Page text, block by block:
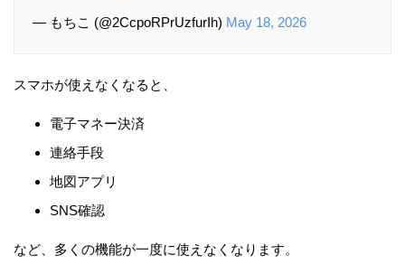
— もちこ (@2CcpoRPrUzfurIh) May 18, 2026
スマホが使えなくなると、
電子マネー決済
連絡手段
地図アプリ
SNS確認
など、多くの機能が一度に使えなくなります。